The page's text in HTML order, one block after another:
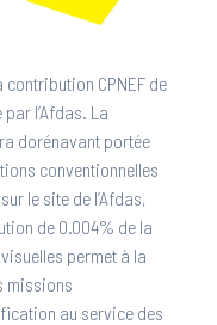
contribution CPNEF de
l’Afdas. La
dorénavant portée
conventionnelles
le site de l’Afdas,
de 0.004% de la
permet à la
missions
au service des